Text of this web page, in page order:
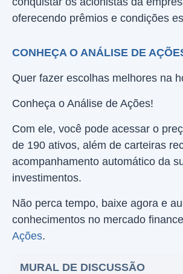
oferecendo prêmios e condições
CONHEÇA O ANÁLISE DE
Quer fazer escolhas melhores na
Conheça o Análise de Ações!
Com ele, você pode acessar o
de 190 ativos, além de carteiras
acompanhamento automático da
investimentos.
Não perca tempo, baixe agora e
conhecimentos no mercado
Ações.
MURAL DE DISCUSSÃO